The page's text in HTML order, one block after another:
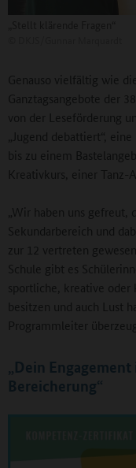
Genauso vielfältig wie
Ganztagsangebote der
von der Leseförderung
„Jugend debattiert“,
bis zu einem
Kreativkurs, einer Tanz-
„Wir haben uns gefreut,
Sekundarbereich und
zur 12 vertreten
Schule gibt es
sportliche, kreative
besitzen und auch Lust
Programmleiter
„Dein
Bereicherung“